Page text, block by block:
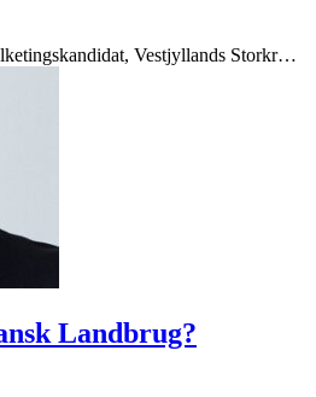
Vestjyllands Storkr…
Landbrug?